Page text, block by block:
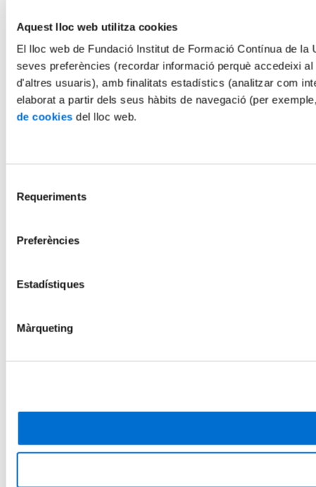
Aquest lloc web utilitza cookies
El lloc web de Fundació Institut de Formació Contínua de
seves preferències (recordar informació perquè accedeixi
d'altres usuaris), amb finalitats estadístics (analitzar com
elaborat a partir dels seus hàbits de navegació (per
de cookies del lloc web.
Requeriments
Preferències
Estadístiques
Màrqueting